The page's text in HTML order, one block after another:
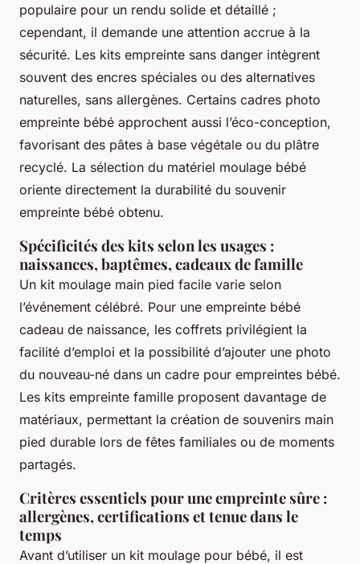
populaire pour un rendu solide et détaillé ;
cependant, il demande une attention accrue à la
sécurité. Les kits empreinte sans danger intègrent
souvent des encres spéciales ou des alternatives
naturelles, sans allergènes. Certains cadres photo
empreinte bébé approchent aussi l’éco-conception,
favorisant des pâtes à base végétale ou du plâtre
recyclé. La sélection du matériel moulage bébé
oriente directement la durabilité du souvenir
empreinte bébé obtenu.
Spécificités des kits selon les usages :
naissances, baptêmes, cadeaux de famille
Un kit moulage main pied facile varie selon
l’événement célébré. Pour une empreinte bébé
cadeau de naissance, les coffrets privilégient la
facilité d’emploi et la possibilité d’ajouter une photo
du nouveau-né dans un cadre pour empreintes bébé.
Les kits empreinte famille proposent davantage de
matériaux, permettant la création de souvenirs main
pied durable lors de fêtes familiales ou de moments
partagés.
Critères essentiels pour une empreinte sûre :
allergènes, certifications et tenue dans le
temps
Avant d’utiliser un kit moulage pour bébé, il est